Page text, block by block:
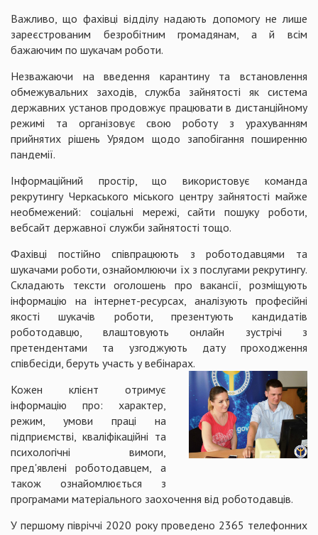
Важливо, що фахівці відділу надають допомогу не лише
зареєстрованим безробітним громадянам, а й всім
бажаючим по шукачам роботи.
Незважаючи на введення карантину та встановлення
обмежувальних заходів, служба зайнятості як система
державних установ продовжує працювати в дистанційному
режимі та організовує свою роботу з урахуванням
прийнятих рішень Урядом щодо запобігання поширенню
пандемії.
Інформаційний простір, що використовує команда
рекрутингу Черкаського міського центру зайнятості майже
необмежений: соціальні мережі, сайти пошуку роботи,
вебсайт державної служби зайнятості тощо.
Фахівці постійно співпрацюють з роботодавцями та
шукачами роботи, ознайомлюючи їх з послугами рекрутингу.
Складають тексти оголошень про вакансії, розміщують
інформацію на інтернет-ресурсах, аналізують професійні
якості шукачів роботи, презентують кандидатів
роботодавцю, влаштовують онлайн зустрічі з
претендентами та узгоджують дату проходження
співбесіди, беруть участь у вебінарах.
Кожен клієнт отримує
інформацію про: характер,
режим, умови праці на
підприємстві, кваліфікаційні та
психологічні вимоги,
пред'явлені роботодавцем, а
також ознайомлюється з
програмами матеріального заохочення від роботодавців.
У першому півріччі 2020 року проведено 2365 телефонних